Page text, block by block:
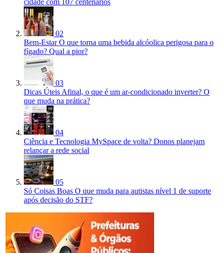
cidade com 107 centenários
02
Bem-Estar O que torna uma bebida alcóolica perigosa para o
fígado? Qual a pior?
03
Dicas ÚteisAfinal, o que é um ar-condicionado inverter? O
que muda na prática?
04
Ciência e Tecnologia MySpace de volta? Donos planejam
relançar a rede social
05
Só Coisas Boas O que muda para autistas nível 1 de suporte
após decisão do STF?